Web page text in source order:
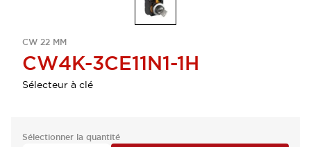
CW 22 MM
CW4K-3CE11N1-1H
Sélecteur à clé
Sélectionner la quantité